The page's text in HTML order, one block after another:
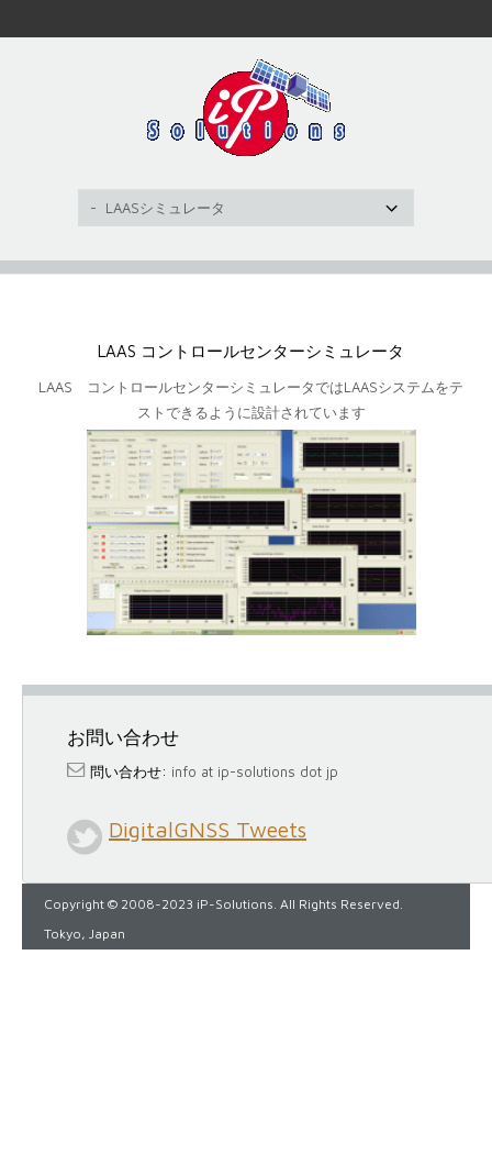
LAAS コントロールセンターシミュレータ
LAAS コントロールセンターシミュレータではLAASシステムをテ
ストできるように設計されています
お問い合わせ
問い合わせ: info at ip-solutions dot jp
DigitalGNSS Tweets
Copyright © 2008-2023 iP-Solutions. All Rights Reserved.
Tokyo, Japan